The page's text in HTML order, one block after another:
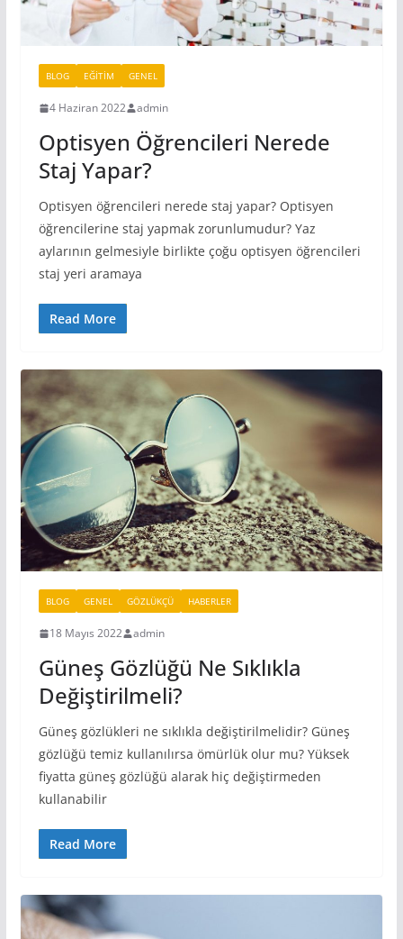
BLOG EĞITIM GENEL
4 Haziran 2022 admin
Optisyen Öğrencileri Nerede
Staj Yapar?
Optisyen öğrencileri nerede staj yapar? Optisyen
öğrencilerine staj yapmak zorunlumudur? Yaz
aylarının gelmesiyle birlikte çoğu optisyen öğrencileri
staj yeri aramaya
Read More
BLOG GENEL GÖZLÜKÇÜ HABERLER
18 Mayıs 2022 admin
Güneş Gözlüğü Ne Sıklıkla
Değiştirilmeli?
Güneş gözlükleri ne sıklıkla değiştirilmelidir? Güneş
gözlüğü temiz kullanılırsa ömürlük olur mu? Yüksek
fiyatta güneş gözlüğü alarak hiç değiştirmeden
kullanabilir
Read More